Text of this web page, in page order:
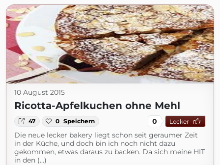
10 August 2015
Ricotta-Apfelkuchen ohne Mehl
47 0 Speichern 0 Lecker
Die neue lecker bakery liegt schon seit geraumer Zeit
in der Küche, und doch bin ich noch nicht dazu
gekommen, etwas daraus zu backen. Da sich meine HIT
in den (...)